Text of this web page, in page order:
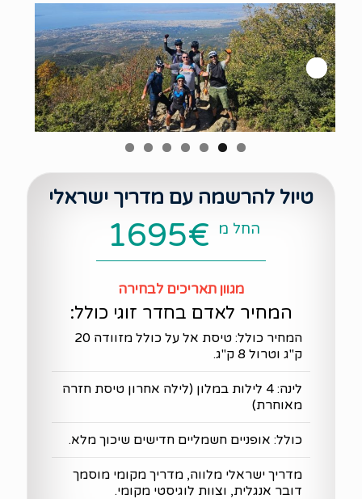
Next
טיול להרשמה עם מדריך ישראלי
החל מ 1695€
מגוון תאריכים לבחירה
המחיר לאדם בחדר זוגי כולל:
המחיר כולל: טיסת אל על כולל מזוודה 20
ק"ג וטרול 8 ק"ג.
לינה: 4 לילות במלון (לילה אחרון טיסת חזרה
מאוחרת)
כולל: אופניים חשמליים חדישים שיכוך מלא.
מדריך ישראלי מלווה, מדריך מקומי מוסמך
דובר אנגלית, וצוות לוגיסטי מקומי.